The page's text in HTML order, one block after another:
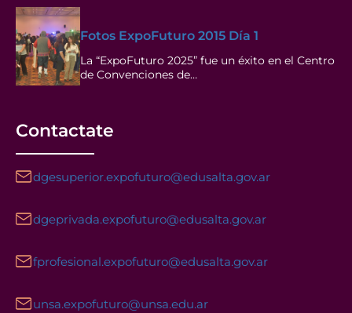
Fotos ExpoFuturo 2015 Día 1
La “ExpoFuturo 2025” fue un éxito en el Centro
de Convenciones de…
Contactate
dgesuperior.expofuturo@edusalta.gov.ar
dgeprivada.expofuturo@edusalta.gov.ar
fprofesional.expofuturo@edusalta.gov.ar
unsa.expofuturo@unsa.edu.ar